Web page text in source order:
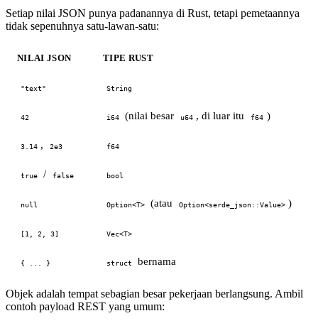
Setiap nilai JSON punya padanannya di Rust, tetapi pemetaannya
tidak sepenuhnya satu-lawan-satu:
NILAI JSON TIPE RUST
"text" String
42 i64 (nilai besar u64 , di luar itu f64 )
3.14 , 2e3 f64
true / false bool
null Option<T> (atau Option<serde_json::Value> )
[1, 2, 3] Vec<T>
{ ... } struct bernama
Objek adalah tempat sebagian besar pekerjaan berlangsung. Ambil
contoh payload REST yang umum: